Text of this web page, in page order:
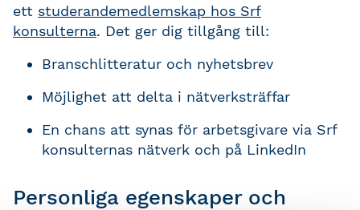
ett studerandemedlemskap hos Srf
konsulterna. Det ger dig tillgång till:
Branschlitteratur och nyhetsbrev
Möjlighet att delta i nätverksträffar
En chans att synas för arbetsgivare via Srf
konsulternas nätverk och på LinkedIn
Personliga egenskaper och